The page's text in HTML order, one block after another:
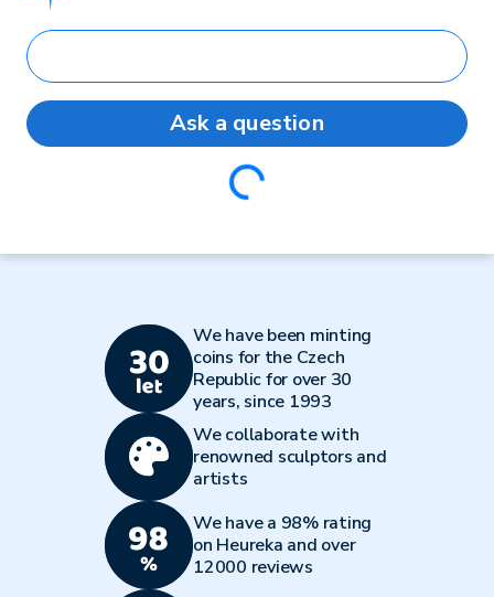
Ask a question
Loading...
We have been minting
coins for the Czech
Republic for over 30
years, since 1993
We collaborate with
renowned sculptors and
artists
We have a 98% rating
on Heureka and over
12000 reviews